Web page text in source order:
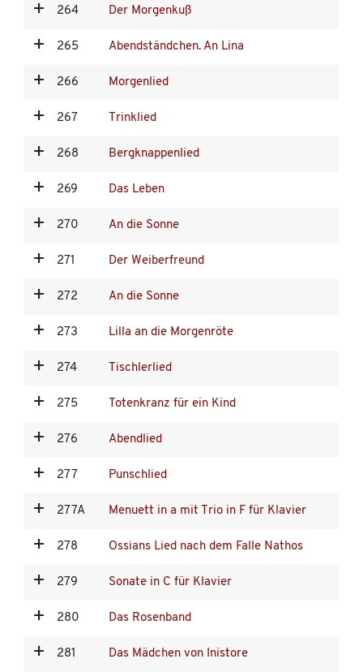
264 Der Morgenkuß
265 Abendständchen. An Lina
266 Morgenlied
267 Trinklied
268 Bergknappenlied
269 Das Leben
270 An die Sonne
271 Der Weiberfreund
272 An die Sonne
273 Lilla an die Morgenröte
274 Tischlerlied
275 Totenkranz für ein Kind
276 Abendlied
277 Punschlied
277A Menuett in a mit Trio in F für Klavier
278 Ossians Lied nach dem Falle Nathos
279 Sonate in C für Klavier
280 Das Rosenband
281 Das Mädchen von Inistore